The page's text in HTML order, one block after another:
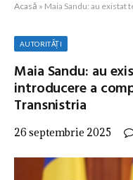
Acasă » Maia Sandu: au existat
AUTORITĂȚI
Maia Sandu: au
introducere a
Transnistria
26 septembrie 2025